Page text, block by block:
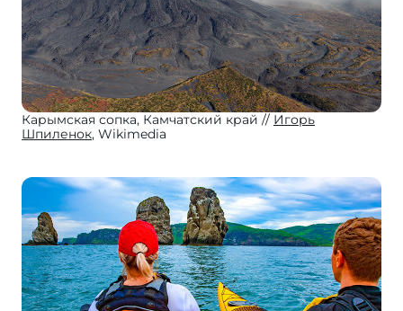
Карымская сопка, Камчатский край
Игорь
Шпиленок, Wikimedia